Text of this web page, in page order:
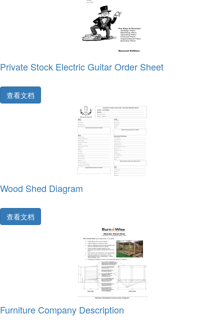
Private Stock Electric Guitar Order Sheet
查看文档
Wood Shed Diagram
查看文档
Furniture Company Description